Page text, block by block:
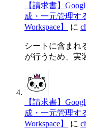
【請求書】
成・一元管理す
Workspace】
に
シートに含まれ
が行うため、実
【請求書】
成・一元管理す
Workspace】
に